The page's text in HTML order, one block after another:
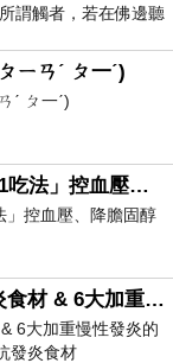
謂觸者，若在佛邊聽
ㄧㄢˊ ㄆ一ˊ)
ˊ ㄆ一ˊ)
不只少吃鹽！專家曝「1吃法」控血壓、降膽固醇 - 得舒飲食(DASH Diet)
」控血壓、降膽固醇
posts/
欣儀營養師 - 6種抗發炎食材 & 6大加重慢性發炎的飲食習慣
6大加重慢性發炎的
發炎食材